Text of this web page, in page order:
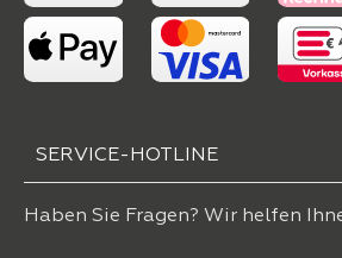
SERVICE-HOTLINE
Haben Sie Fragen? Wir helfen